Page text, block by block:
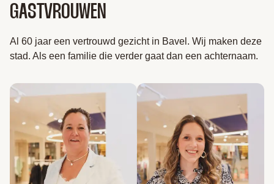
GASTVROUWEN
Al 60 jaar een vertrouwd gezicht in Bavel. Wij maken deze
stad. Als een familie die verder gaat dan een achternaam.